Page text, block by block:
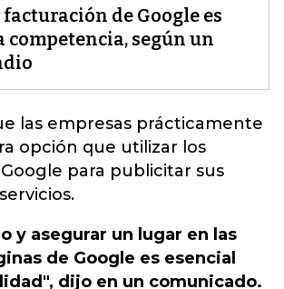
de Google es
competencia, según un
las empresas prácticamente
opción que utilizar los
para publicitar sus
y asegurar un lugar en las
de Google es esencial
dijo en un comunicado.